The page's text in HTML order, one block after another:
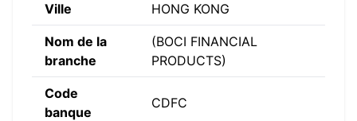
Ville HONG KONG
Nom de la
branche
(BOCI FINANCIAL
PRODUCTS)
Code
banque
CDFC